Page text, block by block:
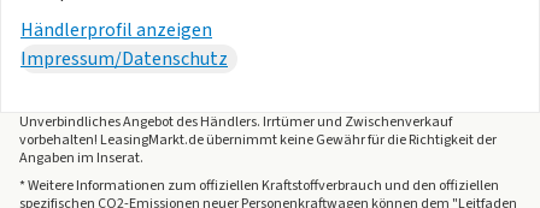
Händlerprofil anzeigen
Impressum/Datenschutz
Unverbindliches Angebot desHändlers. Irrtümer und Zwischenverkauf
vorbehalten! LeasingMarkt.de übernimmt keine Gewähr für die Richtigkeit der
Angaben im Inserat.
* Weitere Informationen zum offiziellen Kraftstoffverbrauch und den offiziellen